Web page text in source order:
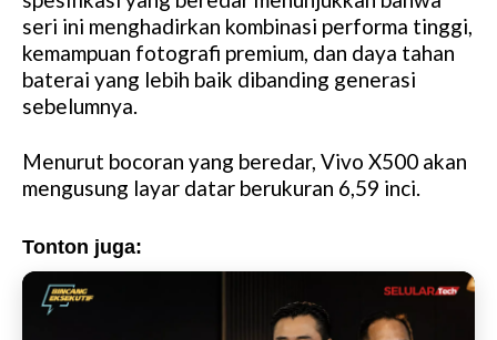
seri ini menghadirkan kombinasi performa tinggi,
kemampuan fotografi premium, dan daya tahan
baterai yang lebih baik dibanding generasi
sebelumnya.
Menurut bocoran yang beredar, Vivo X500 akan
mengusung layar datar berukuran 6,59 inci.
Tonton juga: